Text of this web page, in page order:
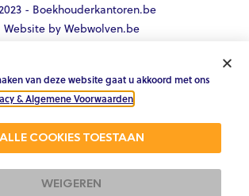
- Boekhouderkantoren.be
Website by Webwolven.be
 
Gemiddelde klantbeoordeling
op Trustpilot & 4.9/5 op google
van deze website gaat u akkoord met ons
& Algemene Voorwaarden
ALLE COOKIES TOESTAAN
WEIGEREN